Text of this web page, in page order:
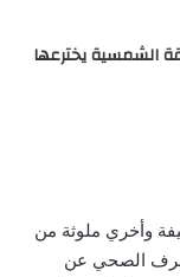
الشمسية يخترعها
وأخري ملوثة من
الصحي عن